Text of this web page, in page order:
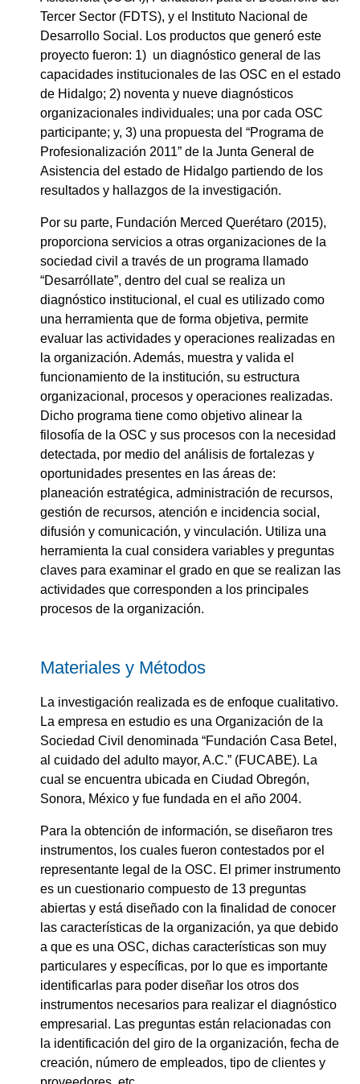
Tercer Sector (FDTS), y el Instituto Nacional de
Desarrollo Social. Los productos que generó este
proyecto fueron: 1) un diagnóstico general de las
capacidades institucionales de las OSC en el estado
de Hidalgo; 2) noventa y nueve diagnósticos
organizacionales individuales; una por cada OSC
participante; y, 3) una propuesta del “Programa de
Profesionalización 2011” de la Junta General de
Asistencia del estado de Hidalgo partiendo de los
resultados y hallazgos de la investigación.
Por su parte, Fundación Merced Querétaro (2015),
proporciona servicios a otras organizaciones de la
sociedad civil a través de un programa llamado
“Desarróllate”, dentro del cual se realiza un
diagnóstico institucional, el cual es utilizado como
una herramienta que de forma objetiva, permite
evaluar las actividades y operaciones realizadas en
la organización. Además, muestra y valida el
funcionamiento de la institución, su estructura
organizacional, procesos y operaciones realizadas.
Dicho programa tiene como objetivo alinear la
filosofía de la OSC y sus procesos con la necesidad
detectada, por medio del análisis de fortalezas y
oportunidades presentes en las áreas de:
planeación estratégica, administración de recursos,
gestión de recursos, atención e incidencia social,
difusión y comunicación, y vinculación. Utiliza una
herramienta la cual considera variables y preguntas
claves para examinar el grado en que se realizan las
actividades que corresponden a los principales
procesos de la organización.
Materiales y Métodos
La investigación realizada es de enfoque cualitativo.
La empresa en estudio es una Organización de la
Sociedad Civil denominada “Fundación Casa Betel,
al cuidado del adulto mayor, A.C.” (FUCABE). La
cual se encuentra ubicada en Ciudad Obregón,
Sonora, México y fue fundada en el año 2004.
Para la obtención de información, se diseñaron tres
instrumentos, los cuales fueron contestados por el
representante legal de la OSC. El primer instrumento
es un cuestionario compuesto de 13 preguntas
abiertas y está diseñado con la finalidad de conocer
las características de la organización, ya que debido
a que es una OSC, dichas características son muy
particulares y específicas, por lo que es importante
identificarlas para poder diseñar los otros dos
instrumentos necesarios para realizar el diagnóstico
empresarial. Las preguntas están relacionadas con
la identificación del giro de la organización, fecha de
creación, número de empleados, tipo de clientes y